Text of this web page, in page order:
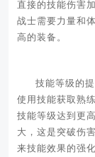
直接的技能伤害
战士需要力量和
高的装备。
技能等级的
使用技能获取熟
技能等级达到更
大，这是突破伤
来技能效果的强